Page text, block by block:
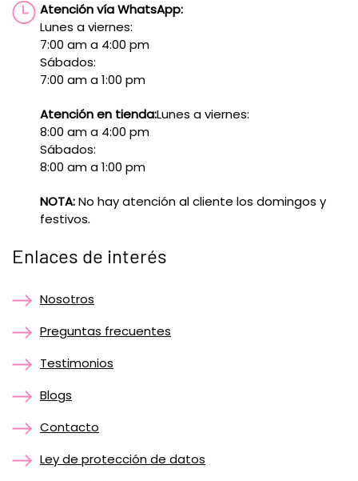
Atención vía WhatsApp:
Lunes a viernes:
7:00 am a 4:00 pm
Sábados:
7:00 am a 1:00 pm
Atención en tienda:Lunes a viernes:
8:00 am a 4:00 pm
Sábados:
8:00 am a 1:00 pm
NOTA:No hay atención al cliente los domingos y
festivos.
Enlaces de interés
Nosotros
Preguntas frecuentes
Testimonios
Blogs
Contacto
Ley de protección de datos